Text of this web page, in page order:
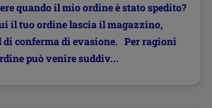
quando il mio ordine è stato spedito?
il tuo ordine lascia il magazzino,
di conferma di evasione. Per ragioni
può venire suddiv...